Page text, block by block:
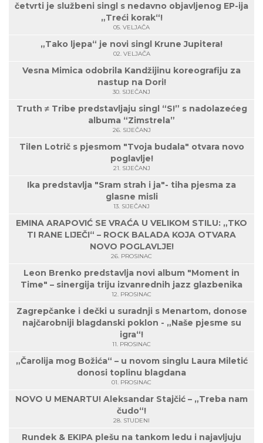
četvrti je službeni singl s nedavno objavljenog EP-ija
„Treći korak“!
05. VELJAČA
„Tako ljepa“ je novi singl Krune Jupitera!
02. VELJAČA
Vesna Mimica odobrila Kandžijinu koreografiju za
nastup na Dori!
30. SIJEČANJ
Truth ≠ Tribe predstavljaju singl “S!” s nadolazećeg
albuma “Zimstrela”
26. SIJEČANJ
Tilen Lotrič s pjesmom "Tvoja budala" otvara novo
poglavlje!
21. SIJEČANJ
Ika predstavlja "Sram strah i ja"- tiha pjesma za
glasne misli
13. SIJEČANJ
EMINA ARAPOVIĆ SE VRAĆA U VELIKOM STILU: „TKO
TI RANE LIJEČI“ – ROCK BALADA KOJA OTVARA
NOVO POGLAVLJE!
26. PROSINAC
Leon Brenko predstavlja novi album "Moment in
Time" – sinergija triju izvanrednih jazz glazbenika
12. PROSINAC
Zagrepčanke i dečki u suradnji s Menartom, donose
najčarobniji blagdanski poklon - „Naše pjesme su
igra“!
11. PROSINAC
„Čarolija mog Božića“ – u novom singlu Laura Miletić
donosi toplinu blagdana
01. PROSINAC
NOVO U MENARTU! Aleksandar Stajčić – „Treba nam
čudo“!
28. STUDENI
Rundek & EKIPA plešu na tankom ledu i najavljuju